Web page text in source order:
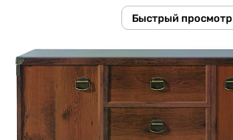
Быстрый просмотр